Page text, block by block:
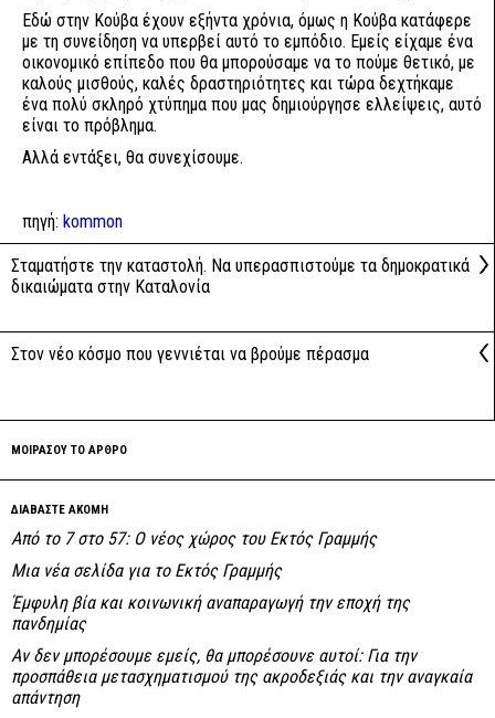
Εδώ στην Κούβα έχουν εξήντα χρόνια, όμως η Κούβα κατάφερε
με τη συνείδηση να υπερβεί αυτό το εμπόδιο. Εμείς είχαμε ένα
οικονομικό επίπεδο που θα μπορούσαμε να το πούμε θετικό, με
καλούς μισθούς, καλές δραστηριότητες και τώρα δεχτήκαμε
ένα πολύ σκληρό χτύπημα που μας δημιούργησε ελλείψεις, αυτό
είναι το πρόβλημα.
Αλλά εντάξει, θα συνεχίσουμε.
πηγή: kommon
Σταματήστε την καταστολή. Να υπερασπιστούμε τα δημοκρατικά
δικαιώματα στην Καταλονία
Στον νέο κόσμο που γεννιέται να βρούμε πέρασμα
ΜΟΙΡΑΣΟΥ ΤΟ ΑΡΘΡΟ
ΔΙΑΒΑΣΤΕ ΑΚΟΜΗ
Από το 7 στο 57: Ο νέος χώρος του Εκτός Γραμμής
Μια νέα σελίδα για το Εκτός Γραμμής
Έμφυλη βία και κοινωνική αναπαραγωγή την εποχή της
πανδημίας
Αν δεν μπορέσουμε εμείς, θα μπορέσουνε αυτοί: Για την
προσπάθεια μετασχηματισμού της ακροδεξιάς και την αναγκαία
απάντηση